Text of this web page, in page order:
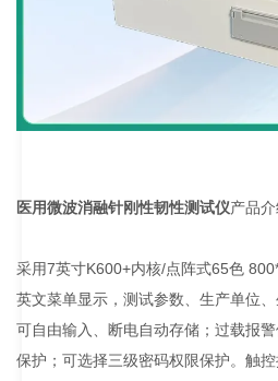
医用微波消融针刚性韧性测试仪产品介
采用7英寸K600+内核/点阵式65色
英文菜单显示，测试参数、生产单位
可自由输入、断电自动存储；过载报
保护；可选择三级密码权限保护。触